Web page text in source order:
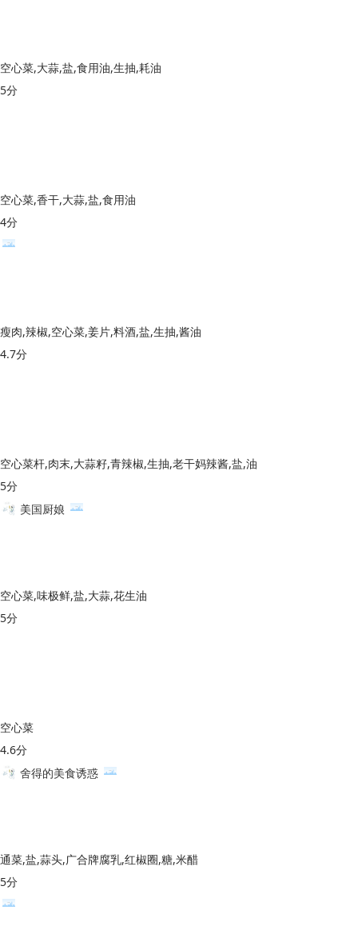
空心菜,大蒜,盐,食用油,生抽,耗油
5分
空心菜,香干,大蒜,盐,食用油
4分
瘦肉,辣椒,空心菜,姜片,料酒,盐,生抽,酱油
4.7分
空心菜杆,肉末,大蒜籽,青辣椒,生抽,老干妈辣酱,盐,油
5分
美国厨娘
空心菜,味极鲜,盐,大蒜,花生油
5分
空心菜
4.6分
舍得的美食诱惑
通菜,盐,蒜头,广合牌腐乳,红椒圈,糖,米醋
5分